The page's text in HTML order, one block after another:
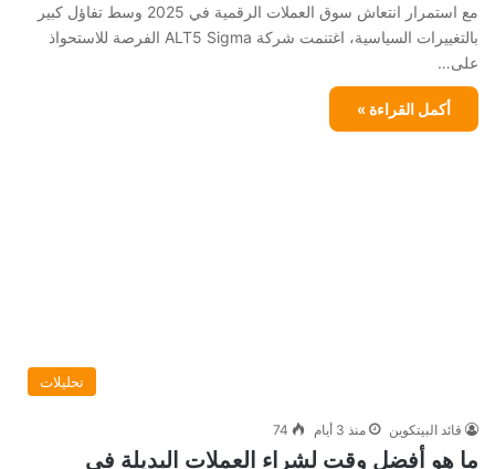
مع استمرار انتعاش سوق العملات الرقمية في 2025 وسط تفاؤل كبير
بالتغييرات السياسية، اغتنمت شركة ALT5 Sigma الفرصة للاستحواذ
على…
أكمل القراءة »
تحليلات
قائد البيتكوين منذ 3 أيام 74
ما هو أفضل وقت لشراء العملات البديلة في